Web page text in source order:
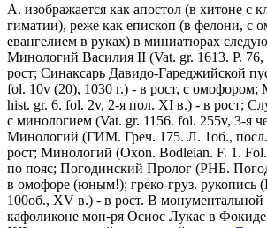
А. изображается как апостол (в хитоне с
гиматии), реже как епископ (в фелони, с
евангелием в руках) в миниатюрах
Минологий Василия II (Vat. gr. 1613. Р. 76,
рост; Синаксарь Давидо-Гареджийской
fol. 10v (20), 1030 г.) - в рост, с
hist. gr. 6. fol. 2v, 2-я пол. XI в.) - в рост;
с минологием (Vat. gr. 1156. fol. 255v, 3-я
Минологий (ГИМ. Греч. 175. Л. 1об.,
рост; Минологий (Oxon. Bodleian. F. 1. Fol.
по пояс; Погодинский Пролог (РНБ.
в омофоре (юным!); греко-груз. рукопись
100об., XV в.) - в рост. В монументальной
кафоликоне мон-ря Осиос Лукас в Фокиде